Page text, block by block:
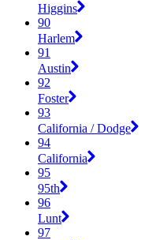
Higgins
90
Harlem
91
Austin
92
Foster
93
California / Dodge
94
California
95
95th
96
Lunt
97